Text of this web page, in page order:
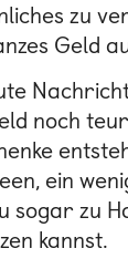
zu
Geld
noch
ein
sogar zu
kannst.